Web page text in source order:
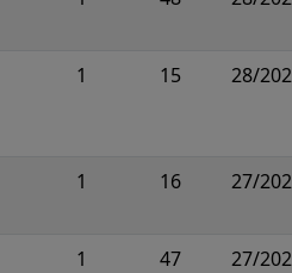
1 15 28/
1 16 27/
1 47 27/